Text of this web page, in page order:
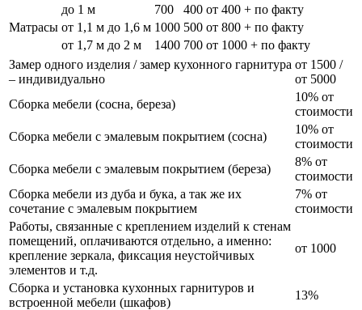
Матрасы
до 1 м 700 400 от 400 + по факту
от 1,1 м до 1,6 м 1000 500 от 800 + по факту
от 1,7 м до 2 м
1400 700 от 1000 + по факту
Замер одного изделия / замер кухонного гарнитура
– индивидуально
от 1500 /
от 5000
Сборка мебели (сосна, береза)
10% от
стоимости
Сборка мебели с эмалевым покрытием (сосна)
10% от
стоимости
Сборка мебели с эмалевым покрытием (береза)
8% от
стоимости
Сборка мебели из дуба и бука, а так же их
сочетание с эмалевым покрытием
7% от
стоимости
Работы, связанные с креплением изделий к стенам
помещений, оплачиваются отдельно, а именно:
крепление зеркала, фиксация неустойчивых
элементов и т.д.
от 1000
Сборка и установка кухонных гарнитуров и
встроенной мебели (шкафов)
13%